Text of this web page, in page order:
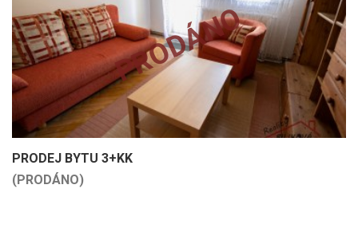
PRODÁNO
PRODEJ BYTU 3+KK
(PRODÁNO)